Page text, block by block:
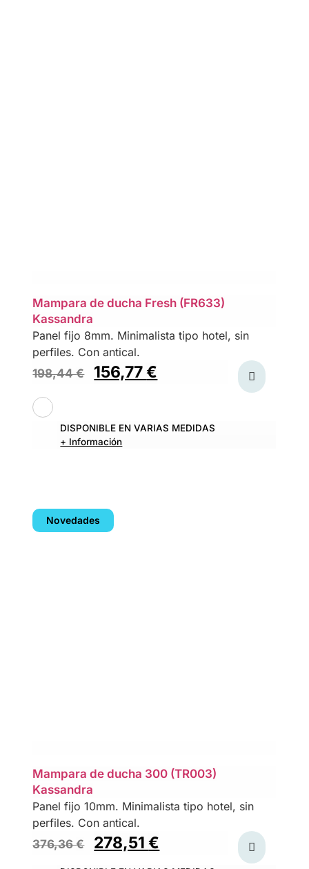
Mampara de ducha Fresh (FR633)
Kassandra
Panel fijo 8mm. Minimalista tipo hotel, sin
perfiles. Con antical.
198,44€ 156,77€
DISPONIBLE EN VARIAS MEDIDAS
+ Información
Novedades
Mampara de ducha 300 (TR003)
Kassandra
Panel fijo 10mm. Minimalista tipo hotel, sin
perfiles. Con antical.
376,36€ 278,51€